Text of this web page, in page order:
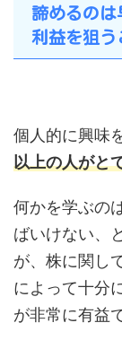
諦めるのは
利益を狙う
個人的に興味
以上の人がと
何かを学ぶの
ばいけない、
が、株に関し
によって十分
が非常に有益